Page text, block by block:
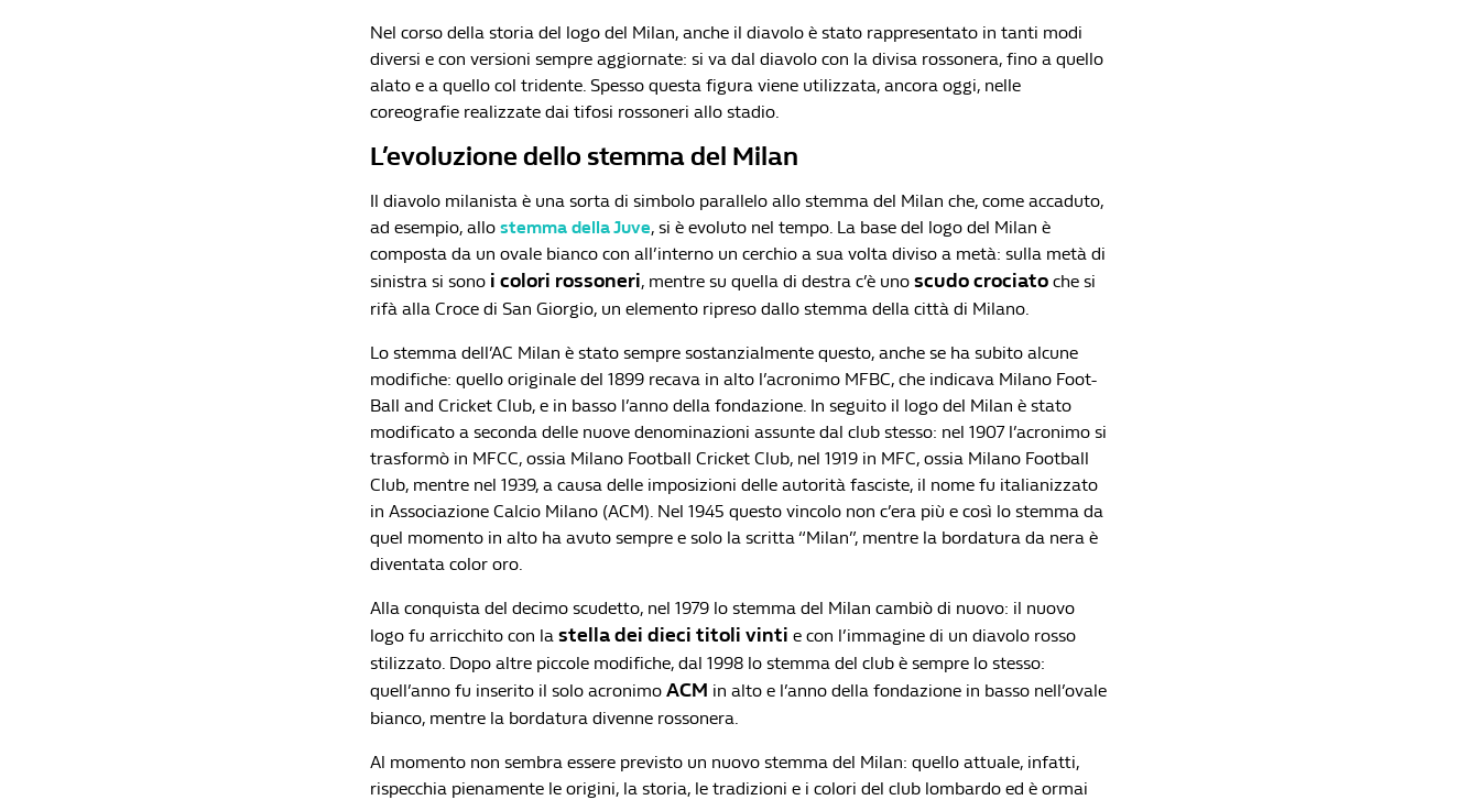
Nel corso della storia del logo del Milan, anche il diavolo è stato rappresentato in tanti modi
diversi e con versioni sempre aggiornate: si va dal diavolo con la divisa rossonera, fino a quello
alato e a quello col tridente. Spesso questa figura viene utilizzata, ancora oggi, nelle
coreografie realizzate dai tifosi rossoneri allo stadio.
L’evoluzione dello stemma del Milan
Il diavolo milanista è una sorta di simbolo parallelo allo stemma del Milan che, come accaduto,
ad esempio, allo stemma della Juve, si è evoluto nel tempo. La base del logo del Milan è
composta da un ovale bianco con all’interno un cerchio a sua volta diviso a metà: sulla metà di
sinistra si sono i colori rossoneri, mentre su quella di destra c’è uno scudo crociato che si
rifà alla Croce di San Giorgio, un elemento ripreso dallo stemma della città di Milano.
Lo stemma dell’AC Milan è stato sempre sostanzialmente questo, anche se ha subito alcune
modifiche: quello originale del 1899 recava in alto l’acronimo MFBC, che indicava Milano Foot-
Ball and Cricket Club, e in basso l’anno della fondazione. In seguito il logo del Milan è stato
modificato a seconda delle nuove denominazioni assunte dal club stesso: nel 1907 l’acronimo si
trasformò in MFCC, ossia Milano Football Cricket Club, nel 1919 in MFC, ossia Milano Football
Club, mentre nel 1939, a causa delle imposizioni delle autorità fasciste, il nome fu italianizzato
in Associazione Calcio Milano (ACM). Nel 1945 questo vincolo non c’era più e così lo stemma da
quel momento in alto ha avuto sempre e solo la scritta “Milan”, mentre la bordatura da nera è
diventata color oro.
Alla conquista del decimo scudetto, nel 1979 lo stemma del Milan cambiò di nuovo: il nuovo
logo fu arricchito con la stella dei dieci titoli vinti e con l’immagine di un diavolo rosso
stilizzato. Dopo altre piccole modifiche, dal 1998 lo stemma del club è sempre lo stesso:
quell’anno fu inserito il solo acronimo ACM in alto e l’anno della fondazione in basso nell’ovale
bianco, mentre la bordatura divenne rossonera.
Al momento non sembra essere previsto un nuovo stemma del Milan: quello attuale, infatti,
rispecchia pienamente le origini, la storia, le tradizioni e i colori del club lombardo ed è ormai